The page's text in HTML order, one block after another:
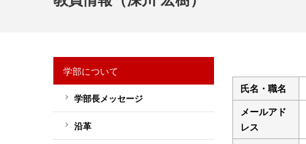
ナ
ー
シ
ョ
ン
氏名・職名
メールアド
レス
サ
イ
ド
学部について
学部長メッセージ
沿革